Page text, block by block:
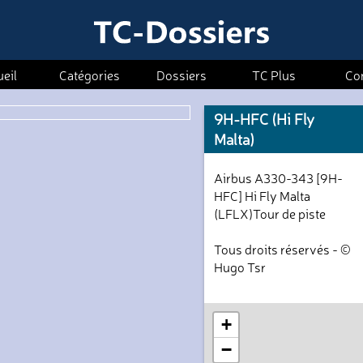
Catégories Dossiers TC Plus
9H-HFC (Hi Fly
Malta)
Airbus A330-343 [9H-
HFC] Hi Fly Malta
(LFLX)Tour de piste
Tous droits réservés - ©
Hugo Tsr
+
−